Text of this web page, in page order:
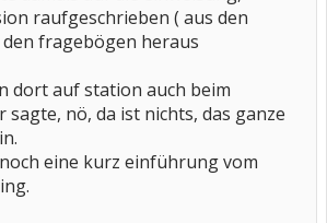
raufgeschrieben ( aus den
fragebögen heraus
dort auf station auch beim
sagte, nö, da ist nichts, das ganze
eine kurz einführung vom